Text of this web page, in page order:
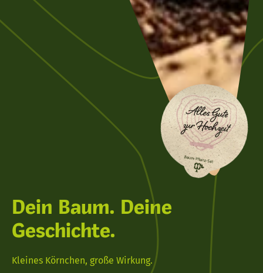
Dein Baum. Deine
Geschichte.
Kleines Körnchen, große Wirkung.